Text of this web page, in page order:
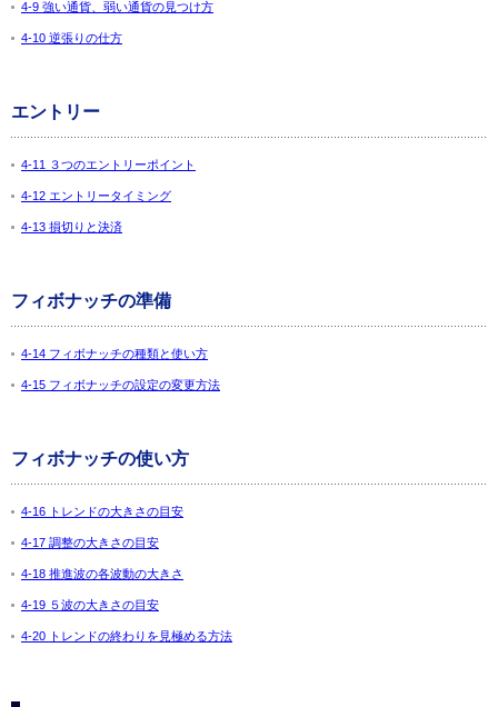
4-9 強い通貨、弱い通貨の見つけ方
4-10 逆張りの仕方
エントリー
4-11 ３つのエントリーポイント
4-12 エントリータイミング
4-13 損切りと決済
フィボナッチの準備
4-14 フィボナッチの種類と使い方
4-15 フィボナッチの設定の変更方法
フィボナッチの使い方
4-16 トレンドの大きさの目安
4-17 調整の大きさの目安
4-18 推進波の各波動の大きさ
4-19 ５波の大きさの目安
4-20 トレンドの終わりを見極める方法